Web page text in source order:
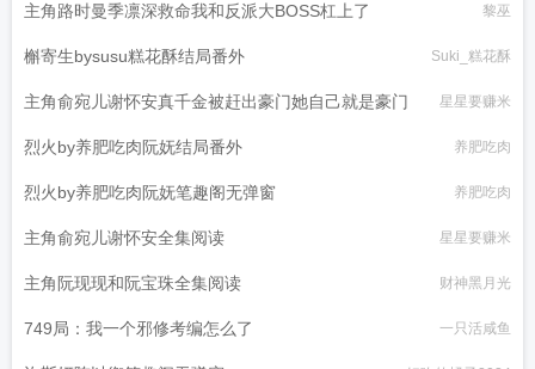
主角路时曼季凛深救命我和反派大BOSS杠上了 黎巫
槲寄生bysusu糕花酥结局番外 Suki_糕花酥
主角俞宛儿谢怀安真千金被赶出豪门她自己就是豪门 星星要赚米
烈火by养肥吃肉阮妩结局番外 养肥吃肉
烈火by养肥吃肉阮妩笔趣阁无弹窗 养肥吃肉
主角俞宛儿谢怀安全集阅读 星星要赚米
主角阮现现和阮宝珠全集阅读 财神黑月光
749局：我一个邪修考编怎么了 一只活咸鱼